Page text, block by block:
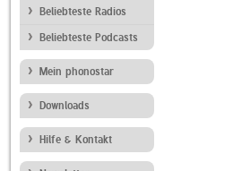
Beliebteste Radios
Beliebteste Podcasts
Mein phonostar
Downloads
Hilfe & Kontakt